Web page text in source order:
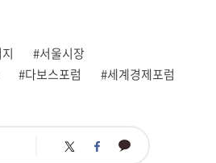
#서울시장
#다보스포럼
#세계경제포럼
트 페 카